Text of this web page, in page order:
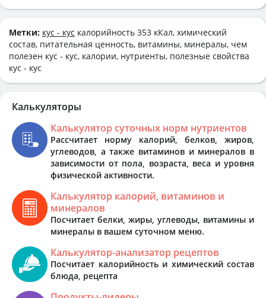
Метки: кус - кус калорийность 353 кКал, химический
состав, питательная ценность, витамины, минералы, чем
полезен кус - кус, калории, нутриенты, полезные свойства
кус - кус
Калькуляторы
Калькулятор суточных норм нутриентов
Рассчитает норму калорий, белков, жиров,
углеводов, а также витаминов и минералов в
зависимости от пола, возраста, веса и уровня
физической активности.
Калькулятор калорий, витаминов и
минералов
Посчитает белки, жиры, углеводы, витамины и
минералы в вашем суточном меню.
Калькулятор-анализатор рецептов
Посчитает калорийность и химический состав
блюда, рецепта